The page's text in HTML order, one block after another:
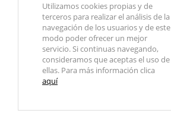
Utilizamos cookies propias y de
terceros para realizar el análisis de la
navegación de los usuarios y de este
modo poder ofrecer un mejor
servicio. Si continuas navegando,
consideramos que aceptas el uso de
ellas. Para más información clica
aquí